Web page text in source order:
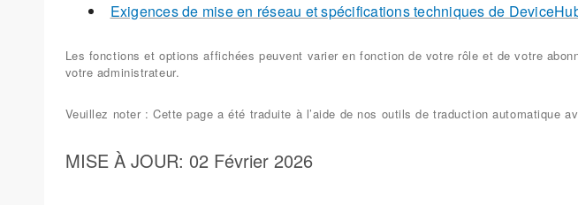
Exigences de mise en réseau et spécifications techniques de
Les fonctions et options affichées peuvent varier en fonction de votre rôle et de votre
votre administrateur.
Veuillez noter : Cette page a été traduite à l’aide de nos outils de traduction automatique
MISE À JOUR: 02 Février 2026